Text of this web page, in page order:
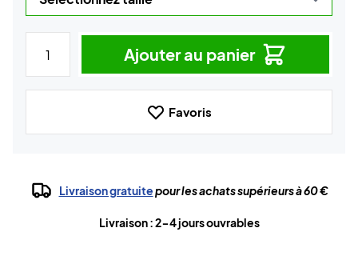
Ajouter au panier
Favoris
Livraison gratuitepour les achats supérieurs à 60 €
Livraison : 2-4 jours ouvrables